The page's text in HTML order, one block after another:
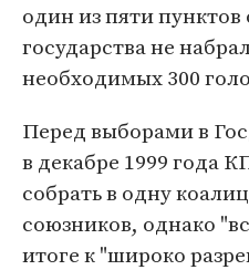
один из пяти
государства не
необходимых 300
Перед выборами в
в декабре 1999 года
собрать в одну
союзников, однако
итоге к "широко